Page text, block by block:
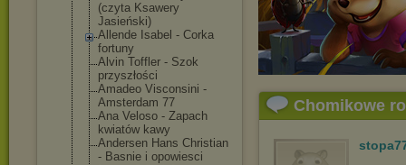
(czyta Ksawery
Jasieński)
Allende Isabel - Corka
fortuny
Alvin Toffler - Szok
przyszłości
Amadeo Visconsini -
Amsterdam 77
Ana Veloso - Zapach
kwiatów kawy
Andersen Hans Christian
- Basnie i opowiesci
Chomikowe